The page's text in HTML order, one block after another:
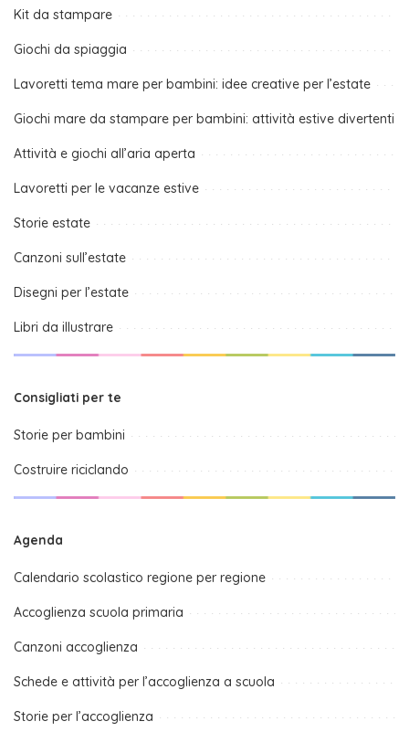
Kit da stampare
Giochi da spiaggia
Lavoretti tema mare per bambini: idee creative per l’estate
Giochi mare da stampare per bambini: attività estive divertenti
Attività e giochi all’aria aperta
Lavoretti per le vacanze estive
Storie estate
Canzoni sull’estate
Disegni per l’estate
Libri da illustrare
Consigliati per te
Storie per bambini
Costruire riciclando
Agenda
Calendario scolastico regione per regione
Accoglienza scuola primaria
Canzoni accoglienza
Schede e attività per l’accoglienza a scuola
Storie per l’accoglienza